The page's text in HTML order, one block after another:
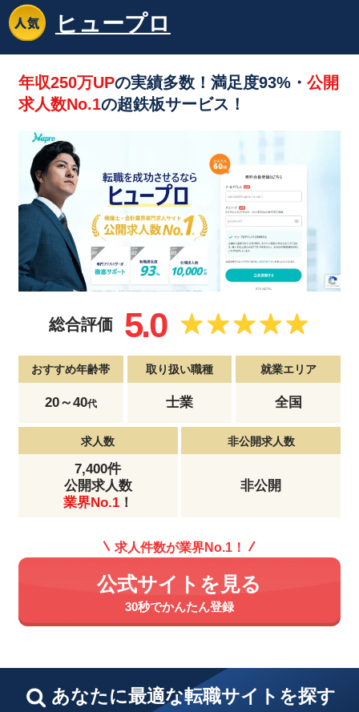
ヒュープロ
年収250万UPの実績多数！満足度93%・ 公開
求人数No.1の超鉄板サービス！
総合評価 5.0
おすすめ年齢帯
20～40代
取り扱い職種
士業
就業エリア
全国
求人数
7,400件
公開求人数
業界No.1！
非公開求人数
非公開
求人件数が業界No.1！
公式サイトを見る
30秒でかんたん登録
あなたに最適な転職サイトを探す